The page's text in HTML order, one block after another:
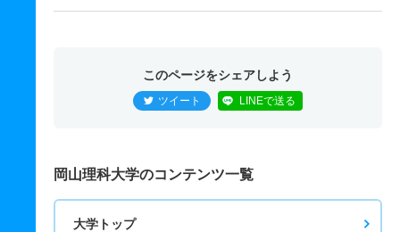
このページをシェアしよう
ツイート LINEで送る
岡山理科大学のコンテンツ一覧
大学トップ